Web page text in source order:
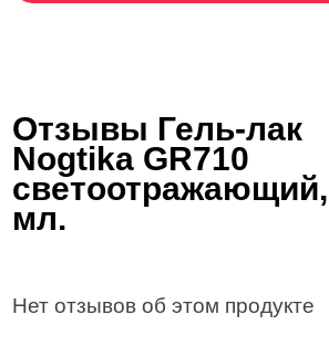
Отзывы Гель-лак
Nogtika GR710
мл.
Нет отзывов об этом продукте